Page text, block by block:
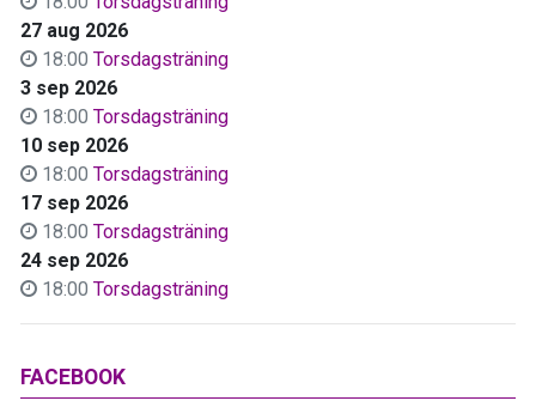
27 aug 2026
18:00 Torsdagsträning
3 sep 2026
18:00 Torsdagsträning
10 sep 2026
18:00 Torsdagsträning
17 sep 2026
18:00 Torsdagsträning
24 sep 2026
18:00 Torsdagsträning
FACEBOOK